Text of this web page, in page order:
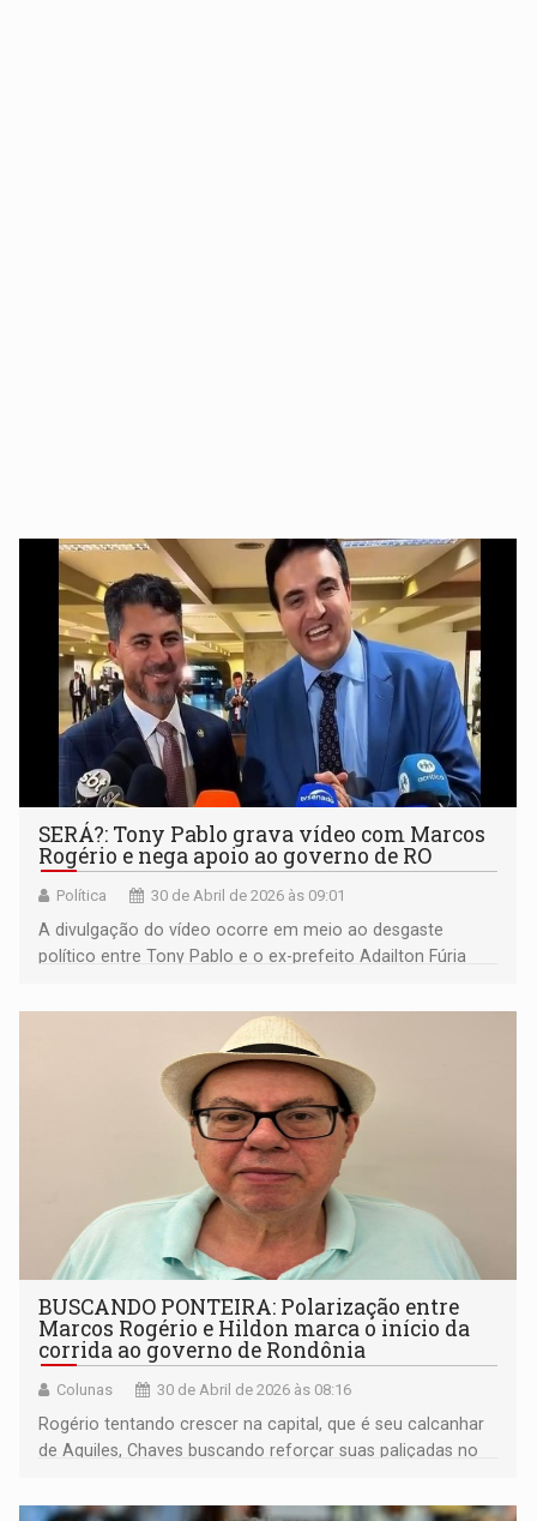
SERÁ?: Tony Pablo grava vídeo com Marcos
Rogério e nega apoio ao governo de RO
Política 30 de Abril de 2026 às 09:01
A divulgação do vídeo ocorre em meio ao desgaste
político entre Tony Pablo e o ex-prefeito Adailton Fúria
BUSCANDO PONTEIRA: Polarização entre
Marcos Rogério e Hildon marca o início da
corrida ao governo de Rondônia
Colunas 30 de Abril de 2026 às 08:16
Rogério tentando crescer na capital, que é seu calcanhar
de Aquiles, Chaves buscando reforçar suas paliçadas no